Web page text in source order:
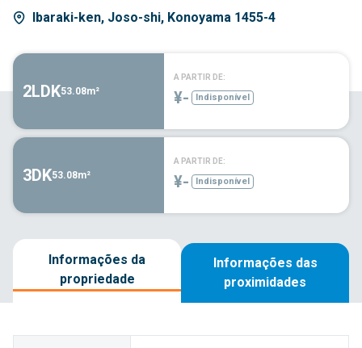
Ibaraki-ken, Joso-shi, Konoyama 1455-4
2LDK53.08m²
A PARTIR DE:
¥- Indisponível
3DK53.08m²
A PARTIR DE:
¥- Indisponível
Informações da
propriedade
Informações das
proximidades